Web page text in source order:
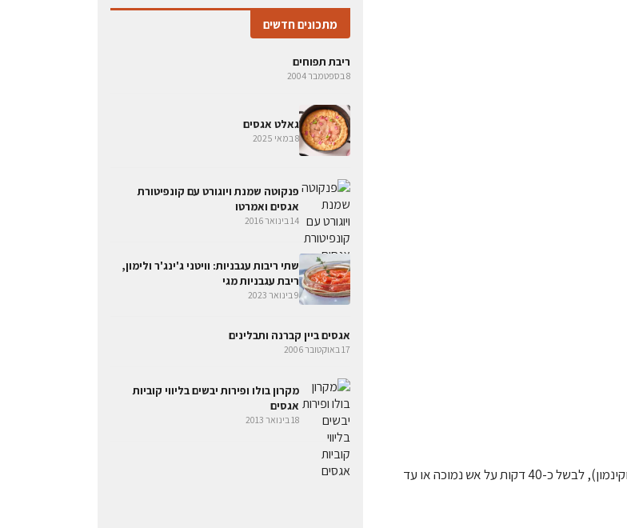
לבשל סוכר ומים ולהמיס תוך בחישה, להוסיף אגסים ותבלינים (וניל וקינמון), לבשל כ-40 דקות על אש נמוכה או עד
מתכונים חדשים
ריבת תפוחים
8 בספטמבר 2004
גאלט אגסים
8 במאי 2025
פנקוטה שמנת ויוגורט עם קונפיטורת
אגסים ואמרטו
14 בינואר 2016
שתי ריבות עגבניות: וויטני ג'ינג'ר ולימון,
ריבת עגבניות מגי
9 בינואר 2023
אגסים ביין קברנה ותבלינים
17 באוקטובר 2006
מקרון בולו ופירות יבשים בליווי קוביות
אגסים
18 בינואר 2013